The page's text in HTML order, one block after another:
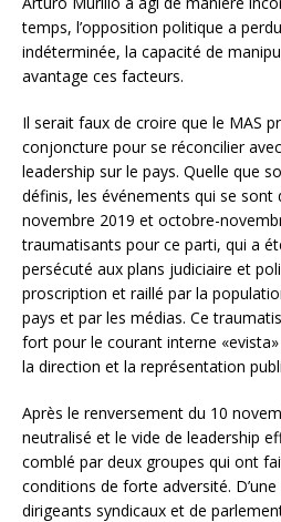
temps, l’opposition politique a
indéterminée, la capacité de
avantage ces facteurs.
Il serait faux de croire que le MAS
conjoncture pour se réconcilier
leadership sur le pays. Quelle que
définis, les événements qui se
novembre 2019 et octobre-
traumatisants pour ce parti, qui a
persécuté aux plans judiciaire et
proscription et raillé par la
pays et par les médias. Ce
fort pour le courant interne
la direction et la représentation
Après le renversement du 10
neutralisé et le vide de leadership
comblé par deux groupes qui ont
conditions de forte adversité.
dirigeants syndicaux et de